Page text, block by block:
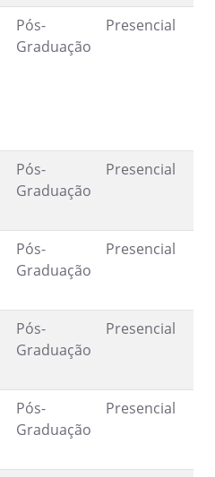
Pós-
Graduação
Presencial
Pós-
Graduação
Presencial
Pós-
Graduação
Presencial
Pós-
Graduação
Presencial
Pós-
Graduação
Presencial